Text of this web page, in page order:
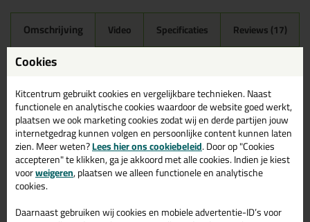
Omschrijving Video Specificaties Reviews (17)
Mapei Mapesil AC 310ml in
120 - Zwart
Zoek je Mapei Mapesil AC 310ml in een specifieke kleur?
Gevonden! Deze Mapei Mapesil AC 310ml in de kleur 120 - Zwart
is te gebruiken voor verschillende toepassingen. Een
professioneel en hoogwaardig product welke makkelijk te
gebruiken is. Bestel de Mapei Mapesil AC 310ml in de kleur 120 -
Zwart vandaag nog! Op voorraad en op werkdagen besteld =
morgen in huis.
Wil je meer weten over de toepassing en kenmerken van dit
product?Lees alles over dit product >
Cookies
Kitcentrum gebruikt cookies en vergelijkbare technieken. Naast
functionele en analytische cookies waardoor de website goed werkt,
plaatsen we ook marketing cookies zodat wij en derde partijen jouw
internetgedrag kunnen volgen en persoonlijke content kunnen laten
zien. Meer weten?Lees hier ons cookiebeleid. Door op "Cookies
accepteren" te klikken, ga je akkoord met alle cookies. Indien je kiest
voorweigeren, plaatsen we alleen functionele en analytische
cookies.
Daarnaast gebruiken wij cookies en mobiele advertentie-ID’s voor